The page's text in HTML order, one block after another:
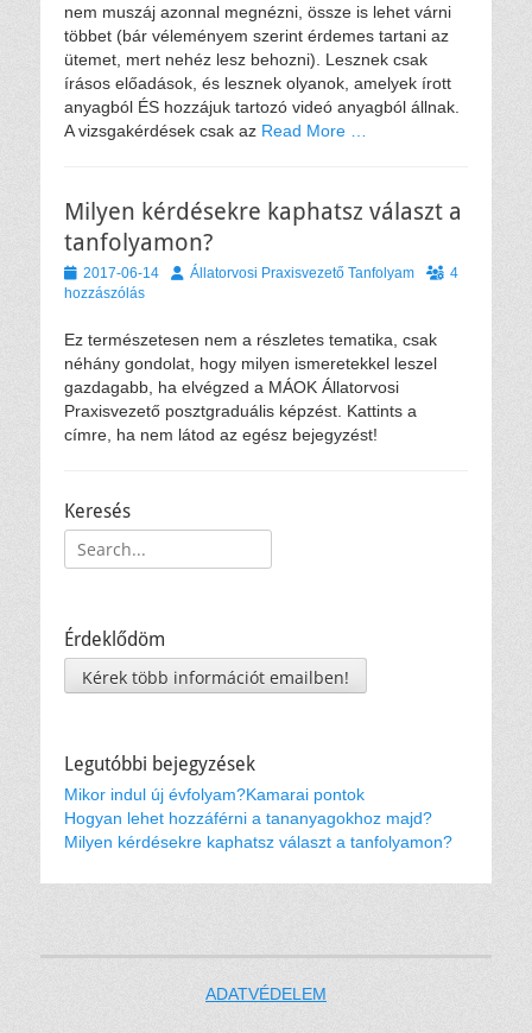
nem muszáj azonnal megnézni, össze is lehet várni
többet (bár véleményem szerint érdemes tartani az
ütemet, mert nehéz lesz behozni). Lesznek csak
írásos előadások, és lesznek olyanok, amelyek írott
anyagból ÉS hozzájuk tartozó videó anyagból állnak.
A vizsgakérdések csak az Read More …
Milyen kérdésekre kaphatsz választ a
tanfolyamon?
Közzétéve
2017-06-14 SzerzőÁllatorvosi Praxisvezető Tanfolyam
4
hozzászólás
Ez természetesen nem a részletes tematika, csak
néhány gondolat, hogy milyen ismeretekkel leszel
gazdagabb, ha elvégzed a MÁOK Állatorvosi
Praxisvezető posztgraduális képzést. Kattints a
címre, ha nem látod az egész bejegyzést!
Keresés
Keresés:
Érdeklődöm
Kérek több információt emailben!
Legutóbbi bejegyzések
Mikor indul új évfolyam?Kamarai pontok
Hogyan lehet hozzáférni a tananyagokhoz majd?
Milyen kérdésekre kaphatsz választ a tanfolyamon?
ADATVÉDELEM